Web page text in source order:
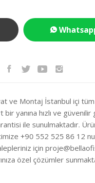
ve Montaj İstanbul içi
yanına hızlı ve
ile sunulmaktadır.
+90 552 525 86 12
için
özel çözümler